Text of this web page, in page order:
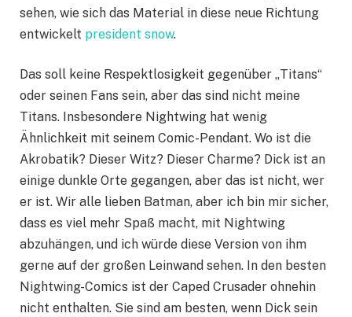
sehen, wie sich das Material in diese neue Richtung
entwickelt president snow.
Das soll keine Respektlosigkeit gegenüber „Titans“
oder seinen Fans sein, aber das sind nicht meine
Titans. Insbesondere Nightwing hat wenig
Ähnlichkeit mit seinem Comic-Pendant. Wo ist die
Akrobatik? Dieser Witz? Dieser Charme? Dick ist an
einige dunkle Orte gegangen, aber das ist nicht, wer
er ist. Wir alle lieben Batman, aber ich bin mir sicher,
dass es viel mehr Spaß macht, mit Nightwing
abzuhängen, und ich würde diese Version von ihm
gerne auf der großen Leinwand sehen. In den besten
Nightwing-Comics ist der Caped Crusader ohnehin
nicht enthalten. Sie sind am besten, wenn Dick sein